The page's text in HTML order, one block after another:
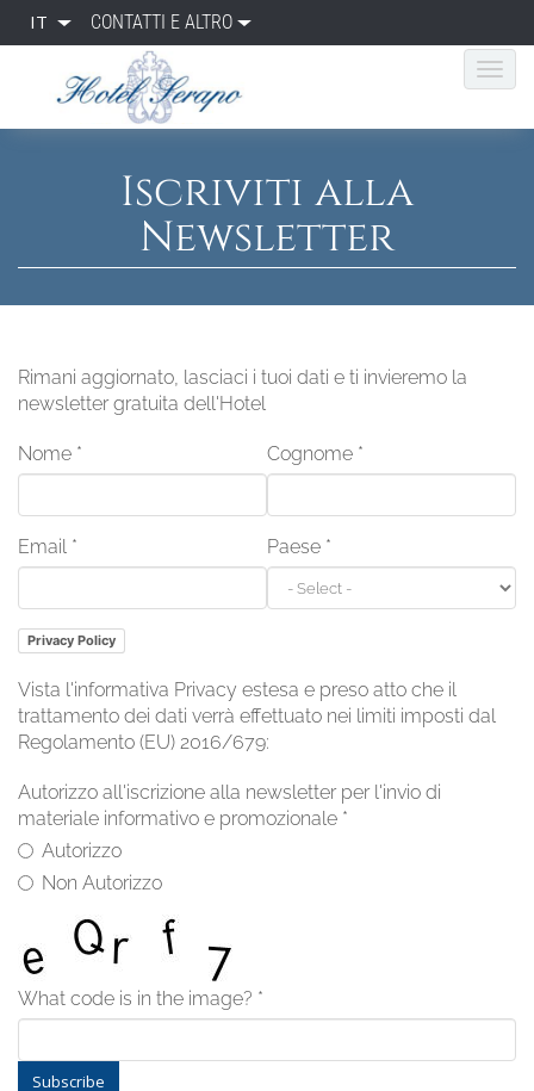
IT CONTATTI E ALTRO
Iscriviti alla
Newsletter
Rimani aggiornato, lasciaci i tuoi dati e ti invieremo la
newsletter gratuita dell'Hotel
Nome * Cognome *
Email * Paese *
Privacy Policy
Vista l'informativa Privacy estesa e preso atto che il
trattamento dei dati verrà effettuato nei limiti imposti dal
Regolamento (EU) 2016/679:
Autorizzo all'iscrizione alla newsletter per l'invio di
materiale informativo e promozionale *
Autorizzo
Non Autorizzo
What code is in the image? *
Subscribe